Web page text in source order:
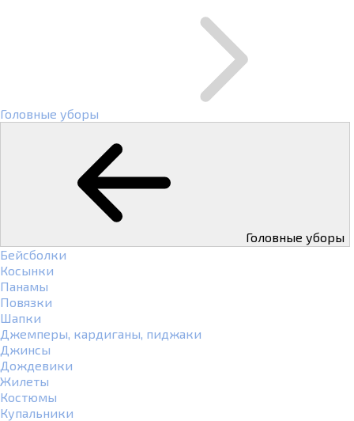
Головные уборы
Головные уборы
Бейсболки
Косынки
Панамы
Повязки
Шапки
Джемперы, кардиганы, пиджаки
Джинсы
Дождевики
Жилеты
Костюмы
Купальники